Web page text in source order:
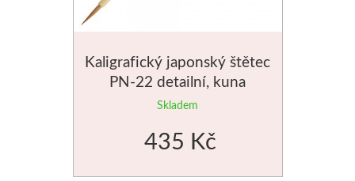
Kaligrafický japonský štětec
PN-22 detailní, kuna
Skladem
435 Kč